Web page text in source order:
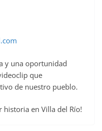
y una oportunidad
que
de nuestro pueblo.
historia en Villa del Río!